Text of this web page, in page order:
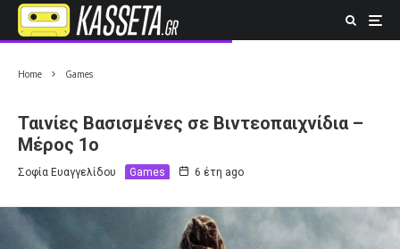
Home Games
Ταινίες Βασισμένες σε Βιντεοπαιχνίδια –
Μέρος 1ο
Σοφία Ευαγγελίδου Games 6 έτη ago